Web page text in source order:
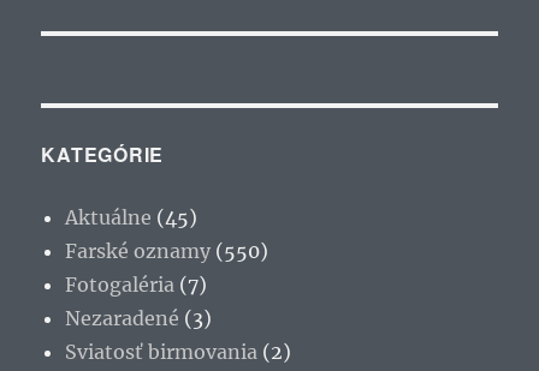
KATEGÓRIE
Aktuálne (45)
Farské oznamy (550)
Fotogaléria (7)
Nezaradené (3)
Sviatosť birmovania (2)